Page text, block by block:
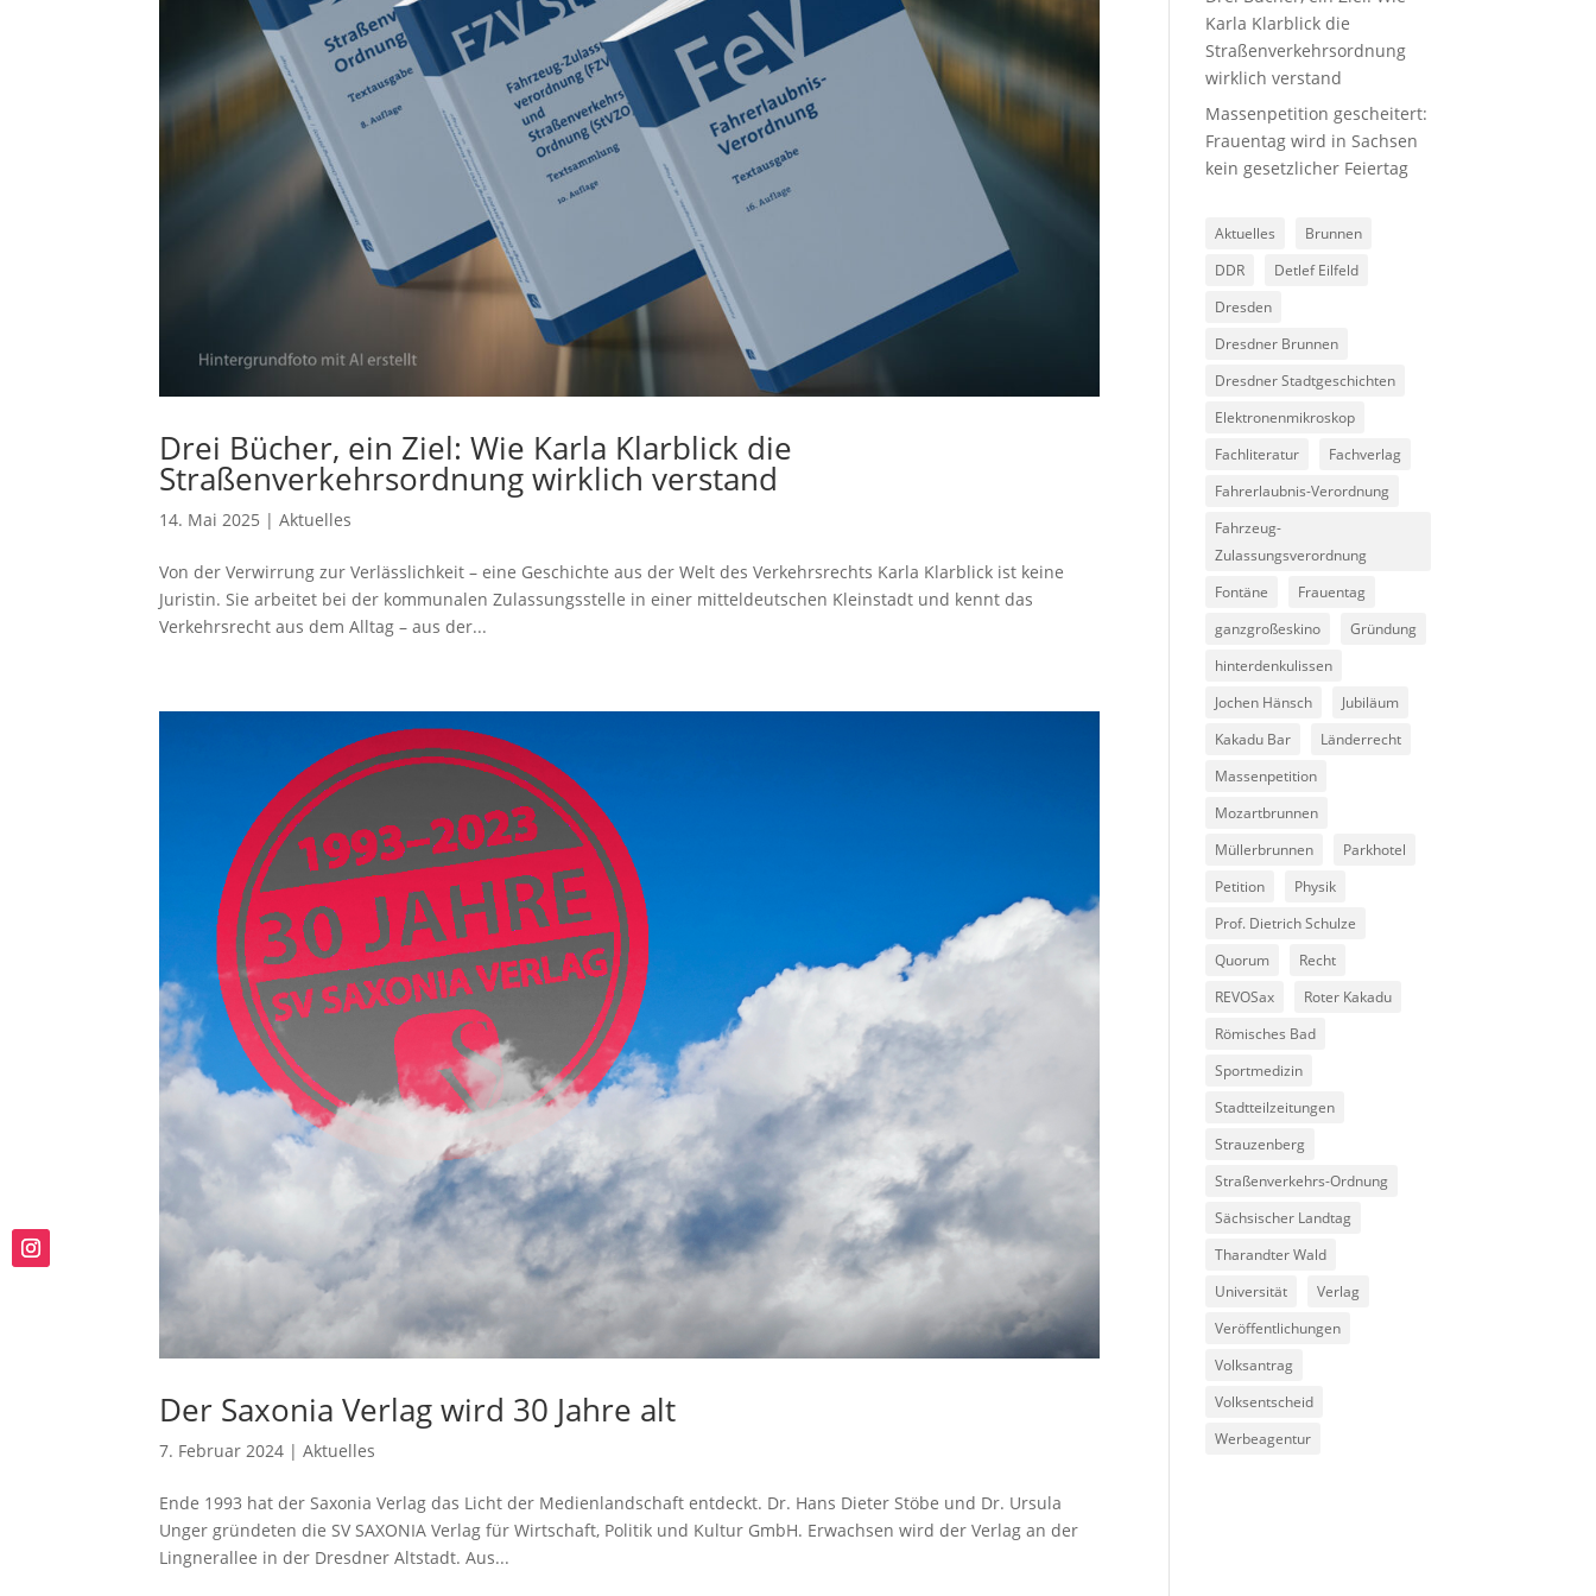
Drei Bücher, ein Ziel: Wie Karla Klarblick die
Straßenverkehrsordnung wirklich verstand
14. Mai 2025 |Aktuelles
Von der Verwirrung zur Verlässlichkeit – eine Geschichte aus der Welt des Verkehrsrechts Karla Klarblick ist keine
Juristin. Sie arbeitet bei der kommunalen Zulassungsstelle in einer mitteldeutschen Kleinstadt und kennt das
Verkehrsrecht aus dem Alltag – aus der...
Der Saxonia Verlag wird 30 Jahre alt
7. Februar 2024 |Aktuelles
Ende 1993 hat der Saxonia Verlag das Licht der Medienlandschaft entdeckt. Dr. Hans Dieter Stöbe und Dr. Ursula
Unger gründeten die SV SAXONIA Verlag für Wirtschaft, Politik und Kultur GmbH. Erwachsen wird der Verlag an der
Lingnerallee in der Dresdner Altstadt. Aus...
Karla Klarblick die
Straßenverkehrsordnung
wirklich verstand
Massenpetition gescheitert:
Frauentag wird in Sachsen
kein gesetzlicher Feiertag
Aktuelles
Brunnen
DDR
Detlef Eilfeld
Dresden
Dresdner Brunnen
Dresdner Stadtgeschichten
Elektronenmikroskop
Fachliteratur
Fachverlag
Fahrerlaubnis-Verordnung
Fahrzeug-
Zulassungsverordnung
Fontäne
Frauentag
ganzgroßeskino
Gründung
hinterdenkulissen
Jochen Hänsch
Jubiläum
Kakadu Bar
Länderrecht
Massenpetition
Mozartbrunnen
Müllerbrunnen
Parkhotel
Petition
Physik
Prof. Dietrich Schulze
Quorum
Recht
REVOSax
Roter Kakadu
Römisches Bad
Sportmedizin
Stadtteilzeitungen
Strauzenberg
Straßenverkehrs-Ordnung
Sächsischer Landtag
Tharandter Wald
Universität
Verlag
Veröffentlichungen
Volksantrag
Volksentscheid
Werbeagentur